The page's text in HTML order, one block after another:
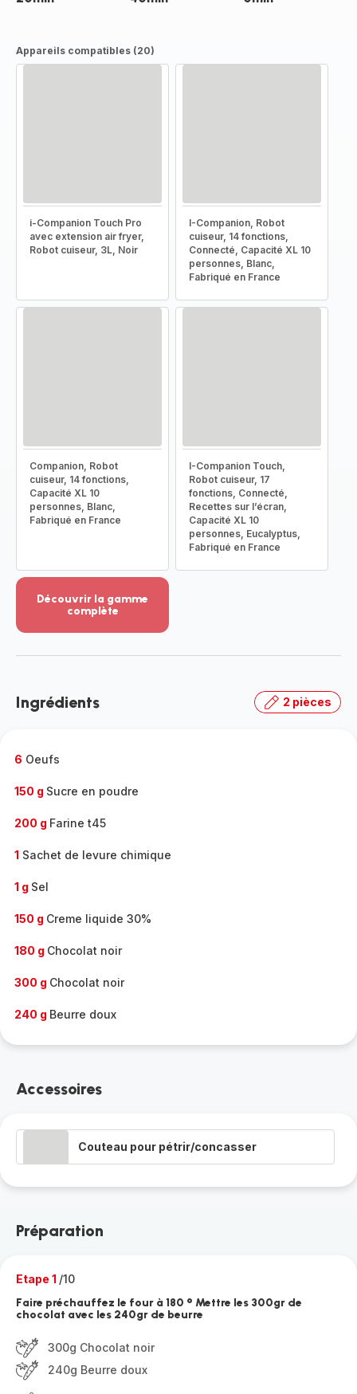
Appareils compatibles (20)
i-Companion Touch Pro
avec extension air fryer,
Robot cuiseur, 3L, Noir
I-Companion, Robot
cuiseur, 14 fonctions,
Connecté, Capacité XL 10
personnes, Blanc,
Fabriqué en France
Companion, Robot
cuiseur, 14 fonctions,
Capacité XL 10
personnes, Blanc,
Fabriqué en France
I-Companion Touch,
Robot cuiseur, 17
fonctions, Connecté,
Recettes sur l’écran,
Capacité XL 10
personnes, Eucalyptus,
Fabriqué en France
Découvrir la gamme
complète
-
gamme
Ingrédients 2 pièces
6 Oeufs
150 g Sucre en poudre
200 g Farine t45
1 Sachet de levure chimique
1 g Sel
150 g Creme liquide 30%
180 g Chocolat noir
300 g Chocolat noir
240 g Beurre doux
Accessoires
Couteau pour pétrir/concasser
Préparation
Etape 1 /10
Faire préchauffez le four à 180 ° Mettre les 300gr de
chocolat avec les 240gr de beurre
300g Chocolat noir
240g Beurre doux